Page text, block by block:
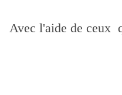
Avec l'aide de ceux